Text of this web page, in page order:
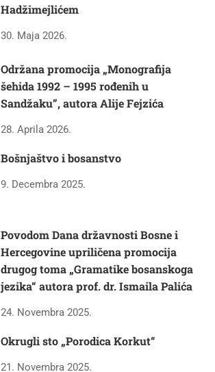
Hadžimejlićem
30. Maja 2026.
Održana promocija „Monografija
šehida 1992 – 1995 rođenih u
Sandžaku”, autora Alije Fejzića
28. Aprila 2026.
Bošnjaštvo i bosanstvo
9. Decembra 2025.
Povodom Dana državnosti Bosne i
Hercegovine upriličena promocija
drugog toma „Gramatike bosanskoga
jezika“ autora prof. dr. Ismaila Palića
24. Novembra 2025.
Okrugli sto „Porodica Korkut“
21. Novembra 2025.